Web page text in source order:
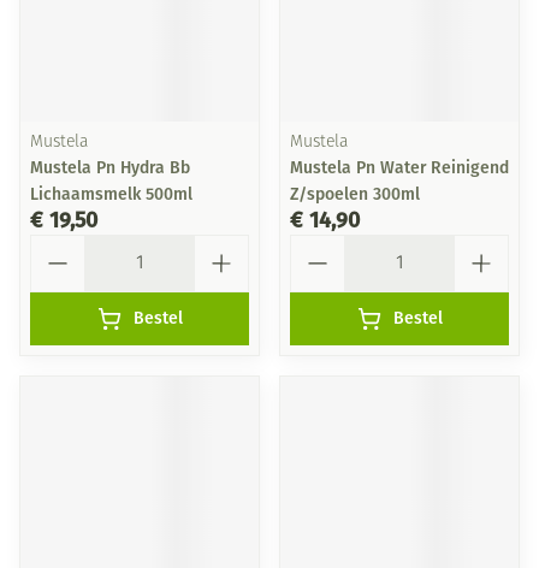
Mustela
Mustela Pn Hydra Bb
Lichaamsmelk 500ml
€ 19,50
Bestel
Mustela
Mustela Pn Water Reinigend
Z/spoelen 300ml
€ 14,90
Bestel